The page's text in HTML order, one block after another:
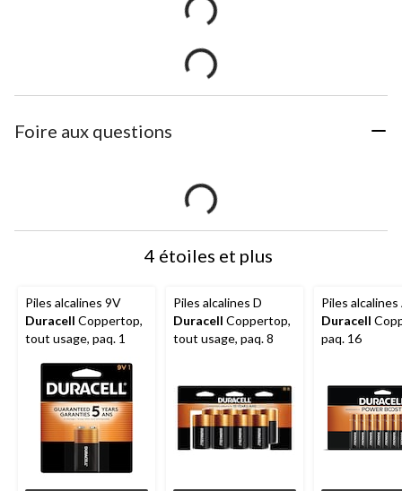
Foire aux questions
4 étoiles et plus
Piles alcalines 9V
Duracell Coppertop,
tout usage, paq. 1
Piles alcalines D
Duracell Coppertop,
tout usage, paq. 8
Piles
Duracell
paq. 16